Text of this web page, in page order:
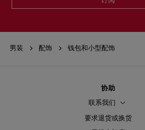
男装 配饰 钱包和小型配饰
协助
联系我们
要求退货或换货